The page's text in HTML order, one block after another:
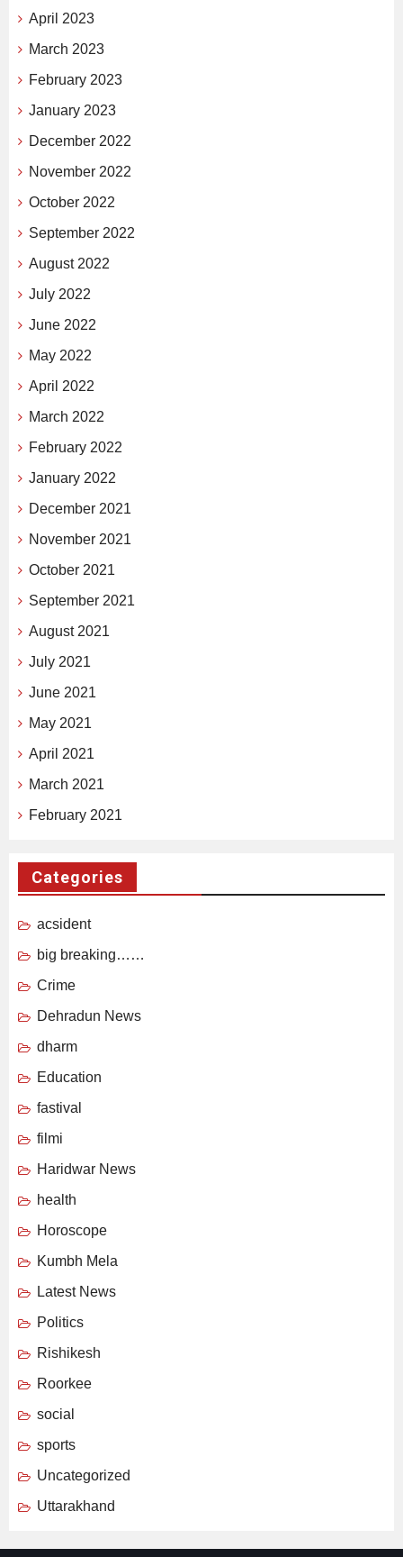
April 2023
March 2023
February 2023
January 2023
December 2022
November 2022
October 2022
September 2022
August 2022
July 2022
June 2022
May 2022
April 2022
March 2022
February 2022
January 2022
December 2021
November 2021
October 2021
September 2021
August 2021
July 2021
June 2021
May 2021
April 2021
March 2021
February 2021
Categories
acsident
big breaking……
Crime
Dehradun News
dharm
Education
fastival
filmi
Haridwar News
health
Horoscope
Kumbh Mela
Latest News
Politics
Rishikesh
Roorkee
social
sports
Uncategorized
Uttarakhand